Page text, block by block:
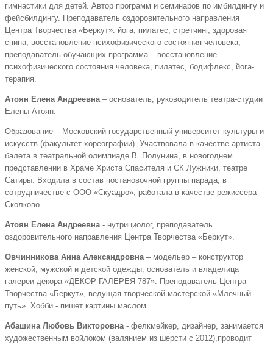
гимнастики для детей. Автор программ и семинаров по имбилдингу и
фейсбилдингу. Преподаватель оздоровительного направления
Центра Творчества «Беркут»: йога, пилатес, стретчинг, здоровая
спина, восстановление психофизического состояния человека,
преподаватель обучающих программа – восстановление
психофизического состояния человека, пилатес, бодифлекс, йога-
терапия.
Атоян Елена Андреевна– основатель, руководитель театра-студии
Елены Атоян.
Образование – Московский государственный университет культуры и
искусств (факультет хореографии). Участвовала в качестве артиста
балета в театральной олимпиаде В. Полунина, в новогоднем
представлении в Храме Христа Спасителя и СК Лужники, театре
Сатиры. Входила в состав постановочной группы парада, в
сотрудничестве с ООО «Скуадро», работала в качестве режиссера
Сколково.
Атоян Елена Андреевна- нутрициолог, преподаватель
оздоровительного направления Центра Творчества «Беркут».
Овчинникова Анна Александровна– модельер – конструктор
женской, мужской и детской одежды, основатель и владелица
галереи декора «ДЕКОР ГАЛЕРЕЯ 787». Преподаватель Центра
Творчества «Беркут», ведущая творческой мастерской «Млечный
путь». Хобби - пишет картины маслом.
Абашина Любовь Викторовна- фелкмейкер, дизайнер, занимается
художественным войлоком (валянием из шерсти с 2012),проводит